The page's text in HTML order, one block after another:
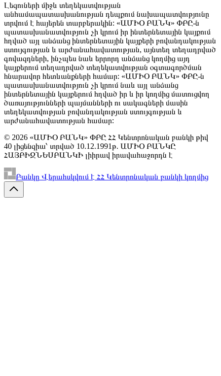
Լեզուների միջև տեղեկատվության
անհամապատասխանության դեպքում նախապատվությունը
տրվում է հայերեն տարբերակին: «ԱՄԻՕ ԲԱՆԿ» ՓԲԸ-ն
պատասխանատվություն չի կրում իր ինտերնետային կայքում
հղված այլ անձանց ինտերնետային կայքերի բովանդակության
ստույգության և արժանահավատության, այնտեղ տեղադրված
գովազդների, ինչպես նաև երրորդ անձանց կողմից այդ
կայքերում տեղադրված տեղեկատվության օգտագործման
հնարավոր հետևանքների համար: «ԱՄԻՕ ԲԱՆԿ» ՓԲԸ-ն
պատասխանատվություն չի կրում նաև այլ անձանց
ինտերնետային կայքերում հղված իր և իր կողմից մատուցվող
ծառայությունների պայմանների ու սակագների մասին
տեղեկատվության բովանդակության ստույգության և
արժանահավատության համար:
© 2026 «ԱՄԻՕ ԲԱՆԿ» ՓԲԸ ՀՀ Կենտրոնական բանկի թիվ
40 լիցենզիա՝ տրված 10.12.1991թ. ԱՄԻՕ ԲԱՆԿԸ
ՀԱՅԲԻԶՆԵՍԲԱՆԿԻ լիիրավ իրավահաջորդն է
Բանկը Վերահսկվում է ՀՀ Կենտրոնական բանկի կողմից